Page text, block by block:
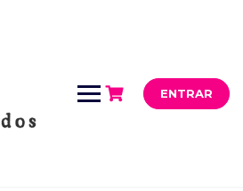
ENTRAR